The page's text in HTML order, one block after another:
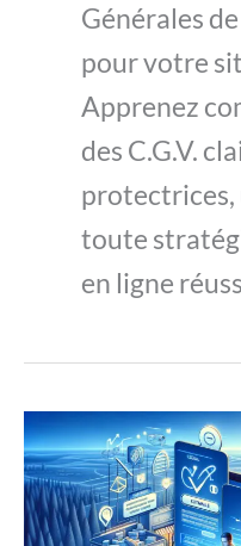
Générales
pour votre
Apprenez
des C.G.V.
protectrices,
toute
en ligne
Comment
les
C.G.V.
d’un